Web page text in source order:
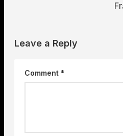
Leave a Reply
Comment *